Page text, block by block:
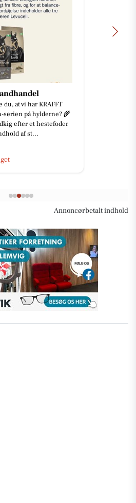
du, at vi har KRAFFT
serien på hylderne? 🌾
efter et hestefoder
af st...
Annoncørbetalt indhold